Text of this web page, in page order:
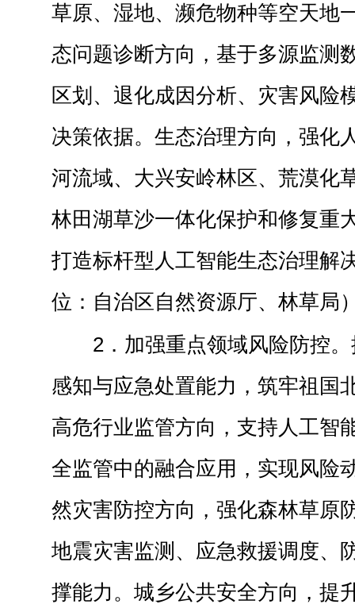
草原、湿地、濒危物种等空天地
态问题诊断方向，基于多源监测
区划、退化成因分析、灾害风险
决策依据。生态治理方向，强化
河流域、大兴安岭林区、荒漠化
林田湖草沙一体化保护和修复重
打造标杆型人工智能生态治理解
位：自治区自然资源厅、林草局
2．加强重点领域风险防控
感知与应急处置能力，筑牢祖国
高危行业监管方向，支持人工智
全监管中的融合应用，实现风险
然灾害防控方向，强化森林草原
地震灾害监测、应急救援调度、
撑能力。城乡公共安全方向，提